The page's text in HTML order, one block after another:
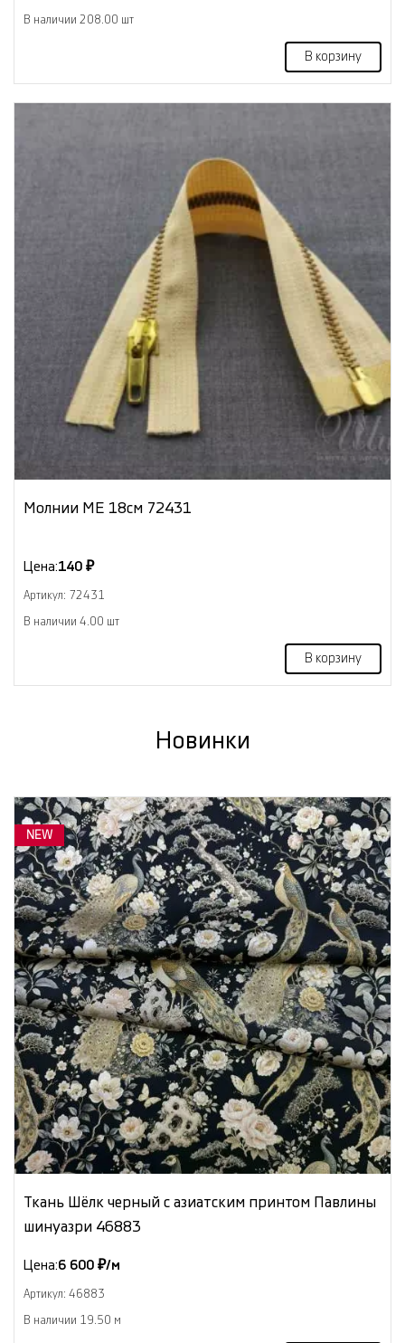
В наличии 208.00 шт
В корзину
Молнии МЕ 18см 72431
Цена:140 ₽
Артикул: 72431
В наличии 4.00 шт
В корзину
Новинки
NEW
Ткань Шёлк черный с азиатским принтом Павлины
шинуазри 46883
Цена:6 600 ₽/м
Артикул: 46883
В наличии 19.50 м